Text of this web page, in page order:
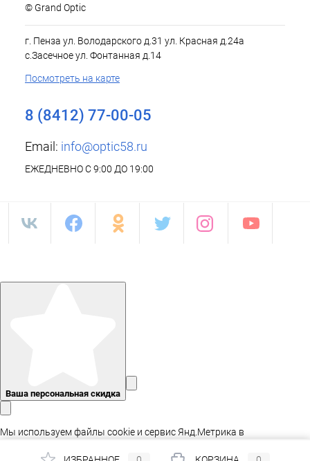
© Grand Optic
г. Пенза ул. Володарского д.31 ул. Красная д.24а
с.Засечное ул. Фонтанная д.14
Посмотреть на карте
8 (8412) 77-00-05
Email: info@optic58.ru
ЕЖЕДНЕВНО С 9:00 ДО 19:00
Ваша персональная скидка
Мы используем файлы cookie и сервис Янд.Метрика в